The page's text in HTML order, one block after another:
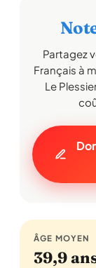
Partagez
Français à
Le
ÂGE MOYEN
39,9